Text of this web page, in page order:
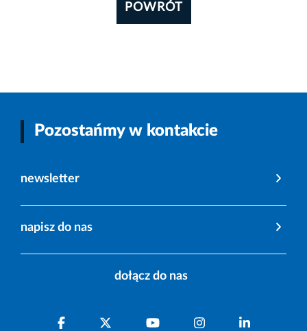
POWRÓT
Pozostańmy w kontakcie
newsletter
napisz do nas
dołącz do nas